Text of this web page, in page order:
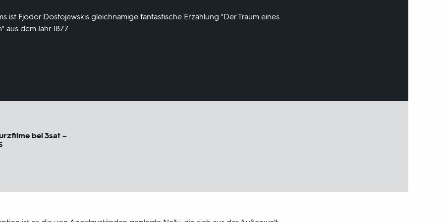
ist Fjodor Dostojewskis gleichnamige fantastische Erzählung "Der Traum eines
dem Jahr 1877.
bei 3sat –